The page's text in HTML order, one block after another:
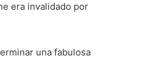
era invalidado por
una fabulosa